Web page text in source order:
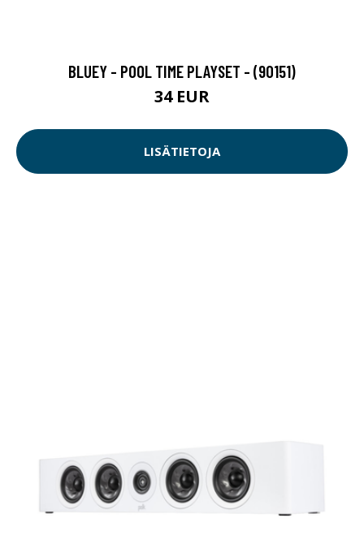
BLUEY - POOL TIME PLAYSET - (90151)
34 EUR
LISÄTIETOJA